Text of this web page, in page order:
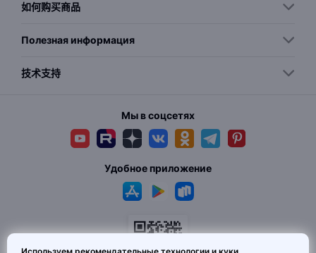
如何购买商品
Полезная информация
技术支持
Мы в соцсетях
Удобное приложение